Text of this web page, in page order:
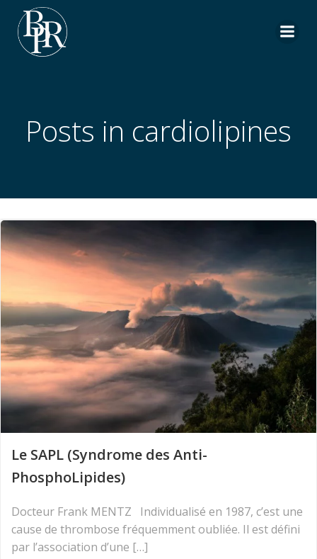
Posts in cardiolipines
Le SAPL (Syndrome des Anti-
PhosphoLipides)
Docteur Frank MENTZ Individualisé en 1987, c’est une
cause de thrombose fréquemment oubliée. Il est défini
par l’association d’une […]